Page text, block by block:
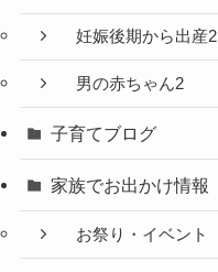
妊娠後期から出産2
男の赤ちゃん2
子育てブログ
家族でお出かけ情報
お祭り・イベント